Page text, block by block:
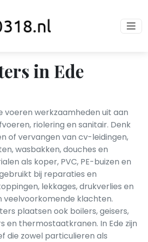
in Ede
voeren werkzaamheden uit aan
riolering en sanitair. Denk
of vervangen van cv-leidingen,
wasbakken, douches en
als koper, PVC, PE-buizen en
bij reparaties en
lekkages, drukverlies en
veelvoorkomende klachten.
plaatsen ook boilers, geisers,
en thermostaatkranen. In Ede zijn
die zowel particulieren als